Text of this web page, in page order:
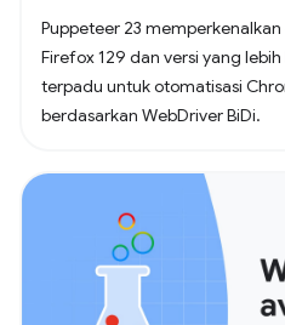
Puppeteer 23
Firefox 129 dan versi yang
terpadu untuk otomatisasi
berdasarkan WebDriver BiDi.